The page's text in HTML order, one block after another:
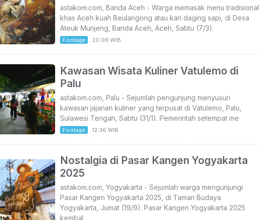
astakom.com, Banda Aceh - Warga memasak menu tradisional
khas Aceh kuah Beulangong atau kari daging sapi, di Desa
Ateuk Munjeng, Banda Aceh, Aceh, Sabtu (7/3).
Footage 20:06 WIB
Kawasan Wisata Kuliner Vatulemo di
Palu
astakom.com, Palu - Sejumlah pengunjung menyusuri
kawasan jajanan kuliner yang terpusat di Vatulemo, Palu,
Sulawesi Tengah, Sabtu (31/1). Pemerintah setempat me
Footage 12:36 WIB
Nostalgia di Pasar Kangen Yogyakarta
2025
astakom.com, Yogyakarta - Sejumlah warga mengunjungi
Pasar Kangen Yogyakarta 2025, di Taman Budaya
Yogyakarta, Jumat (19/9). Pasar Kangen Yogyakarta 2025
kembal